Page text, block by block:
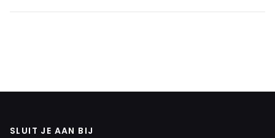
SLUIT JE AAN BIJ